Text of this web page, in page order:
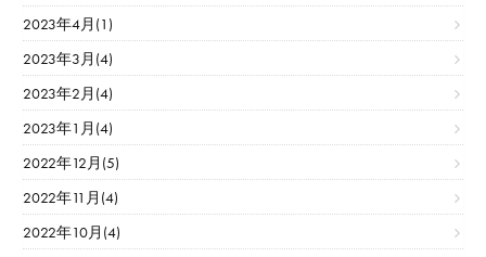
2023年4月(1)
2023年3月(4)
2023年2月(4)
2023年1月(4)
2022年12月(5)
2022年11月(4)
2022年10月(4)